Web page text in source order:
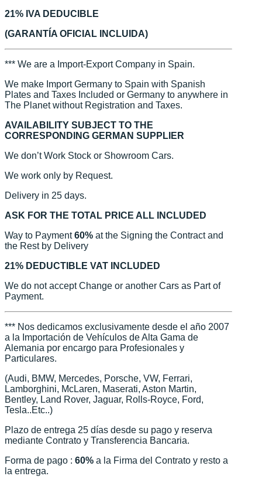
21% IVA DEDUCIBLE
(GARANTÍA OFICIAL INCLUIDA)
*** We are a Import-Export Company in Spain.
We make Import Germany to Spain with Spanish
Plates and Taxes Included or Germany to anywhere in
The Planet without Registration and Taxes.
AVAILABILITY SUBJECT TO THE
CORRESPONDING GERMAN SUPPLIER
We don’t Work Stock or Showroom Cars.
We work only by Request.
Delivery in 25 days.
ASK FOR THE TOTAL PRICE ALL INCLUDED
Way to Payment60% at the Signing the Contract and
the Rest by Delivery
21% DEDUCTIBLE VAT INCLUDED
We do not accept Change or another Cars as Part of
Payment.
*** Nos dedicamos exclusivamente desde el año 2007
a la Importación de Vehículos de Alta Gama de
Alemania por encargo para Profesionales y
Particulares.
(Audi, BMW, Mercedes, Porsche, VW, Ferrari,
Lamborghini, McLaren, Maserati, Aston Martin,
Bentley, Land Rover, Jaguar, Rolls-Royce, Ford,
Tesla..Etc..)
Plazo de entrega 25 días desde su pago y reserva
mediante Contrato y Transferencia Bancaria.
Forma de pago : 60% a la Firma del Contrato y resto a
la entrega.